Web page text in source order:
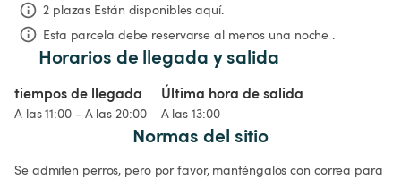
2 plazas Están disponibles aquí.
Esta parcela debe reservarse al menos una noche .
Horarios de llegada y salida
tiempos de llegada
A las 11:00 - A las 20:00
Última hora de salida
A las 13:00
Normas del sitio
Se admiten perros, pero por favor, manténgalos con correa para